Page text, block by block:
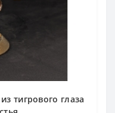
тигрового глаза